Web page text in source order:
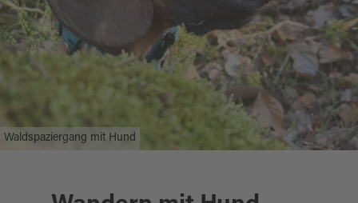
Waldspaziergang mit Hund